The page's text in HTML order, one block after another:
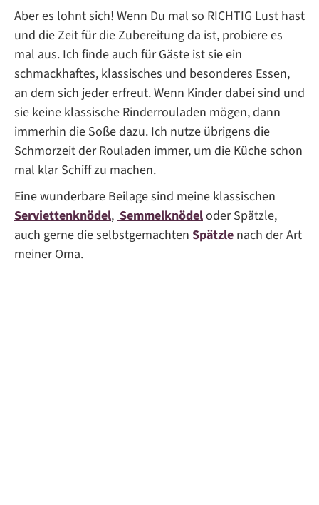
Aber es lohnt sich! Wenn Du mal so RICHTIG Lust hast
und die Zeit für die Zubereitung da ist, probiere es
mal aus. Ich finde auch für Gäste ist sie ein
schmackhaftes, klassisches und besonderes Essen,
an dem sich jeder erfreut. Wenn Kinder dabei sind und
sie keine klassische Rinderrouladen mögen, dann
immerhin die Soße dazu. Ich nutze übrigens die
Schmorzeit der Rouladen immer, um die Küche schon
mal klar Schiff zu machen.
Eine wunderbare Beilage sind meine klassischen
Serviettenknödel,Semmelknödeloder Spätzle,
auch gerne die selbstgemachtenSpätzlenach der Art
meiner Oma.